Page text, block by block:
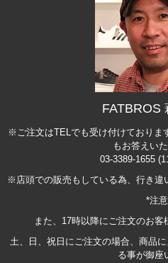
FATBROS
※ご注文はTELでも受け付けておりま
もお答えいた
03-3389-1655
※店頭での販売もしている為、行き違
*注
また、17時以降にご注文のお客
土、日、祝日にご注文の場合、商品
る事が御座